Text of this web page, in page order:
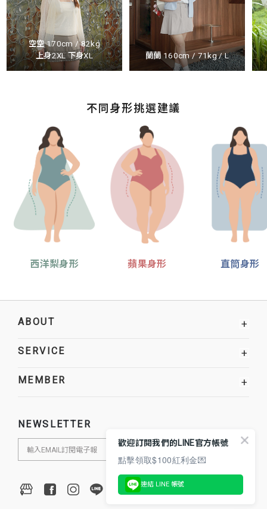
空空 170cm / 82kg
上身2XL 下身XL
蘭蘭 160cm / 71kg / L
不同身形挑選建議
西洋梨身形 蘋果身形 直筒身形
ABOUT +
SERVICE +
MEMBER +
NEWSLETTER
歡迎訂閱我們的LINE官方帳號
點擊領取$100紅利金💌
連結 LINE 帳號